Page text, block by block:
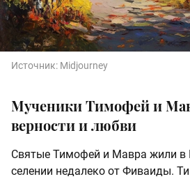
Источник: Midjourney
Мученики Тимофей и
верности и любви
Святые Тимофей и Мавра жили в
селении недалеко от Фиваиды.